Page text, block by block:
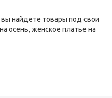
найдете товары под свои
осень, женское платье на